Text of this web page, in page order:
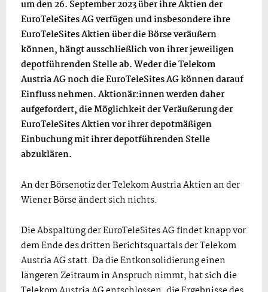
um den 26. September 2023 über ihre Aktien der
EuroTeleSites AG verfügen und insbesondere ihre
EuroTeleSites Aktien über die Börse veräußern
können, hängt ausschließlich von ihrer jeweiligen
depotführenden Stelle ab. Weder die Telekom
Austria AG noch die EuroTeleSites AG können darauf
Einfluss nehmen. Aktionär:innen werden daher
aufgefordert, die Möglichkeit der Veräußerung der
EuroTeleSites Aktien vor ihrer depotmäßigen
Einbuchung mit ihrer depotführenden Stelle
abzuklären.
An der Börsenotiz der Telekom Austria Aktien an der
Wiener Börse ändert sich nichts.
Die Abspaltung der EuroTeleSites AG findet knapp vor
dem Ende des dritten Berichtsquartals der Telekom
Austria AG statt. Da die Entkonsolidierung einen
längeren Zeitraum in Anspruch nimmt, hat sich die